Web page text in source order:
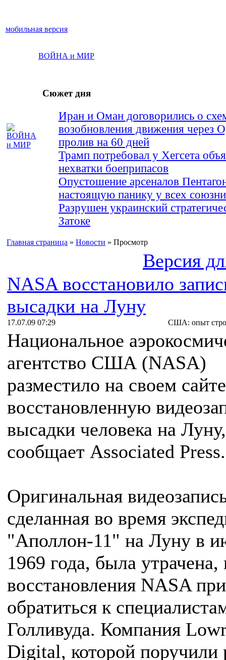
мобильная версия
ВОЙНА и МИР
Сюжет дня
Иран и Оман договорились о
возобновления движения через
пролив на 60 дней
Трамп потребовал у Хегсета
нехватки боеприпасов
Опустошение арсеналов
настоящую панику у всех
Разрушен украинский
Затоке
Главная страница » Новости » Просмотр
Версия
NASA восстановило
высадки на Луну
17.07.09 07:29 США: опыт
Национальное
агентство США (NASA)
разместило на своем сайте
восстановленную
высадки человека на Луну,
сообщает Associated Press.
Оригинальная
сделанная во время
"Аполлон-11" на Луну в
1969 года, была утрачена,
восстановления NASA
обратиться к
Голливуда. Компания
Digital, которой поручили